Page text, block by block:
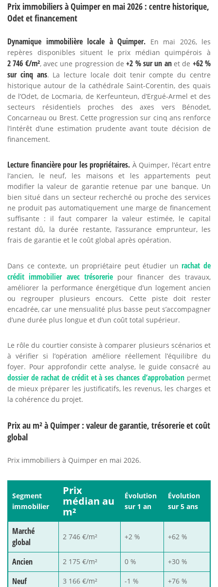
Prix immobiliers à Quimper en mai 2026 : centre historique,
Odet et financement
Dynamique immobilière locale à Quimper. En mai 2026, les
repères disponibles situent le prix médian quimpérois à
2 746 €/m², avec une progression de+2 % sur un anet de +62 %
sur cinq ans. La lecture locale doit tenir compte du centre
historique autour de la cathédrale Saint-Corentin, des quais
de l’Odet, de Locmaria, de Kerfeunteun, d’Ergué-Armel et des
secteurs résidentiels proches des axes vers Bénodet,
Concarneau ou Brest. Cette progression sur cinq ans renforce
l’intérêt d’une estimation prudente avant toute décision de
financement.
Lecture financière pour les propriétaires. À Quimper, l’écart entre
l’ancien, le neuf, les maisons et les appartements peut
modifier la valeur de garantie retenue par une banque. Un
bien situé dans un secteur recherché ou proche des services
ne produit pas automatiquement une marge de financement
suffisante : il faut comparer la valeur estimée, le capital
restant dû, la durée restante, l’assurance emprunteur, les
frais de garantie et le coût global après opération.
Dans ce contexte, un propriétaire peut étudier unrachat de
crédit immobilier avec trésoreriepour financer des travaux,
améliorer la performance énergétique d’un logement ancien
ou regrouper plusieurs encours. Cette piste doit rester
encadrée, car une mensualité plus basse peut s’accompagner
d’une durée plus longue et d’un coût total supérieur.
Le rôle du courtier consiste à comparer plusieurs scénarios et
à vérifier si l’opération améliore réellement l’équilibre du
foyer. Pour approfondir cette analyse, le guide consacré au
dossier de rachat de crédit et à ses chances d’approbation permet
de mieux préparer les justificatifs, les revenus, les charges et
la cohérence du projet.
Prix au m² à Quimper : valeur de garantie, trésorerie et coût
global
Prix immobiliers à Quimper en mai 2026.
Segment
immobilier
Prix
médian au
m²
Évolution
sur 1 an
Évolution
sur 5 ans
Marché
global
2 746 €/m² +2 % +62 %
Ancien 2 175 €/m² 0 % +30 %
Neuf 3 166 €/m² -1 % +76 %